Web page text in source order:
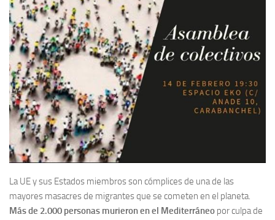
La UE y sus Estados miembros son cómplices de una de las
mayores masacres de migrantes que se cometen en el planeta.
Más de 2.000 personas murieron en el Mediterráneo por culpa de